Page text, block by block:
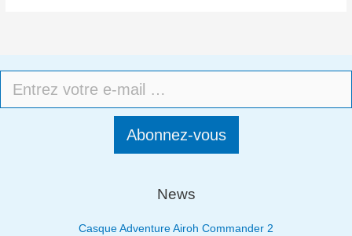
Abonnez-vous
News
Casque Adventure Airoh Commander 2